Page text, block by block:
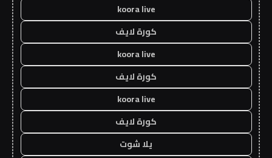
koora live
كورة لايف
koora live
كورة لايف
koora live
كورة لايف
يلا شوت